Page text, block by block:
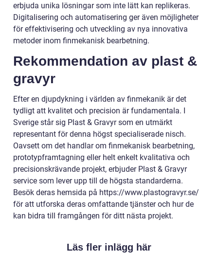
erbjuda unika lösningar som inte lätt kan replikeras.
Digitalisering och automatisering ger även möjligheter
för effektivisering och utveckling av nya innovativa
metoder inom finmekanisk bearbetning.
Rekommendation av plast &
gravyr
Efter en djupdykning i världen av finmekanik är det
tydligt att kvalitet och precision är fundamentala. I
Sverige står sig Plast & Gravyr som en utmärkt
representant för denna högst specialiserade nisch.
Oavsett om det handlar om finmekanisk bearbetning,
prototypframtagning eller helt enkelt kvalitativa och
precisionskrävande projekt, erbjuder Plast & Gravyr
service som lever upp till de högsta standarderna.
Besök deras hemsida på https://www.plastogravyr.se/
för att utforska deras omfattande tjänster och hur de
kan bidra till framgången för ditt nästa projekt.
Läs fler inlägg här